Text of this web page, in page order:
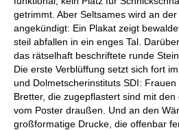
getrimmt. Aber Seltsames wird an
angekündigt: Ein Plakat zeigt
steil abfallen in ein enges Tal.
das rätselhaft beschriftete runde
Die erste Verblüffung setzt sich fort
und Dolmetscherinstituts SDI:
Bretter, die zugepflastert sind mit
vom Poster draußen. Und an den
großformatige Drucke, die offenbar